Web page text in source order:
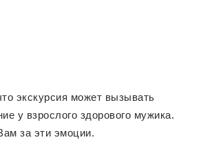
экскурсия может вызывать
у взрослого здорового мужика.
за эти эмоции.